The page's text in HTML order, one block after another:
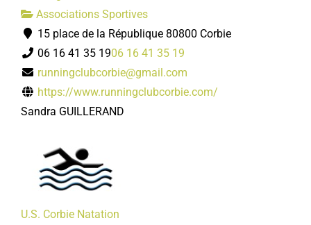
Associations Sportives
15 place de la République 80800 Corbie
06 16 41 35 1906 16 41 35 19
runningclubcorbie@gmail.com
https://www.runningclubcorbie.com/
Sandra GUILLERAND
U.S. Corbie Natation